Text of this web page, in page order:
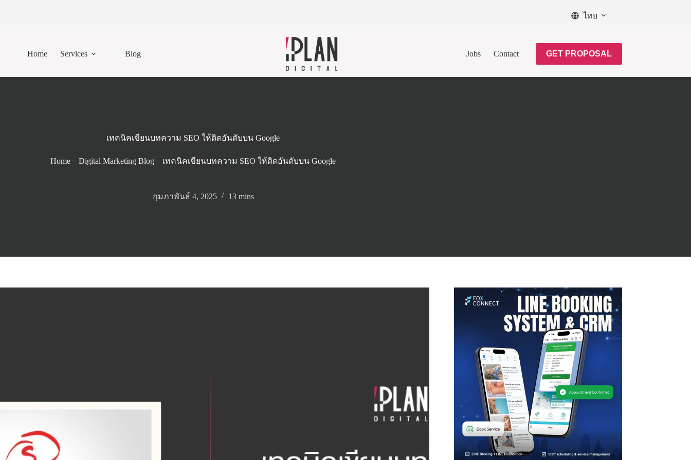
ไทย
Home Services Blog Jobs Contact GET PROPOSAL
เทคนิคเขียนบทความ SEO ให้ติดอันดับบน Google
Home– Digital Marketing Blog– เทคนิคเขียนบทความ SEO ให้ติดอันดับบน Google
กุมภาพันธ์ 4, 2025 13 mins